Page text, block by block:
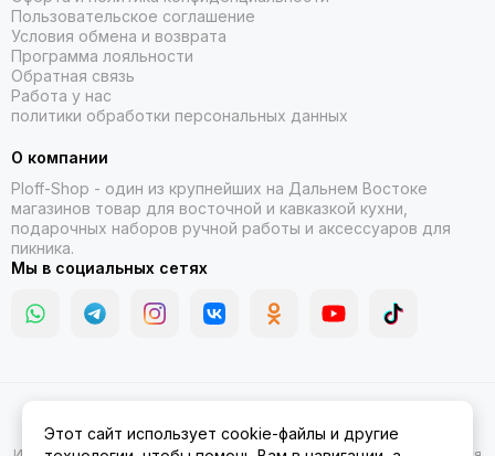
Пользовательское соглашение
Условия обмена и возврата
Программа лояльности
Обратная связь
Работа у нас
политики обработки персональных данных
О компании
Ploff-Shop - один из крупнейших на Дальнем Востоке
магазинов товар для восточной и кавказкой кухни,
подарочных наборов ручной работы и аксессуаров для
пикника.
Мы в социальных сетях
Амуре.Карта сайта
Этот сайт использует cookie-файлы и другие